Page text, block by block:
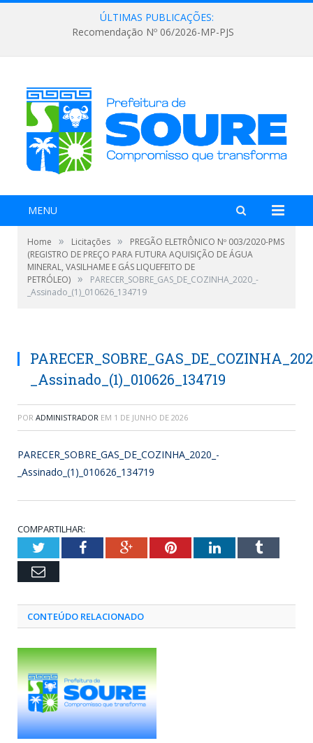
ÚLTIMAS PUBLICAÇÕES:
Recomendação Nº 06/2026-MP-PJS
MENU
Home » Licitações »
PREGÃO ELETRÔNICO Nº 003/2020-PMS
(REGISTRO DE PREÇO PARA FUTURA AQUISIÇÃO DE ÁGUA
MINERAL, VASILHAME E GÁS LIQUEFEITO DE
PETRÓLEO) »
PARECER_SOBRE_GAS_DE_COZINHA_2020_-
_Assinado_(1)_010626_134719
_Assinado_(1)_010626_134719
POR ADMINISTRADOR EM 1 DE JUNHO DE 2026
PARECER_SOBRE_GAS_DE_COZINHA_2020_-
_Assinado_(1)_010626_134719
COMPARTILHAR:
TwitterFacebookGoogle+PinterestLinkedInTumblr
Email
CONTEÚDO RELACIONADO